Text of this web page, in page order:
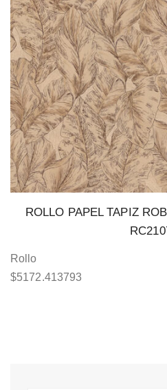
ROLLO PAPEL TAPIZ
Rollo
$5172.413793